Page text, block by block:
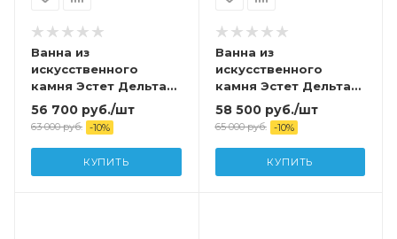
Ванна из
искусственного
камня Эстет Дельта
170х80 с
возможностью
изменения размера
(комплект с ножками
и сливом
56 700 руб./шт
63 000руб. -10%
КУПИТЬ
Ванна из
искусственного
камня Эстет Дельта
180А 180х70 с
возможностью
изменения размера с
58 500руб./шт
65 000руб. -10%
КУПИТЬ